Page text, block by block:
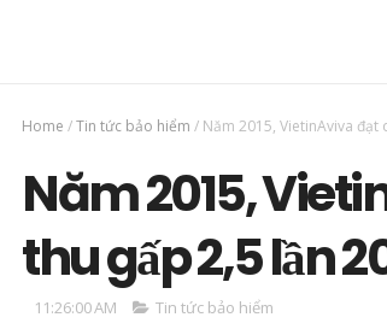
Home /Tin tức bảo hiểm / Năm 2015, VietinAviva
Năm 2015,
thu gấp 2,5 lần
11:26:00 AM Tin tức bảo hiểm